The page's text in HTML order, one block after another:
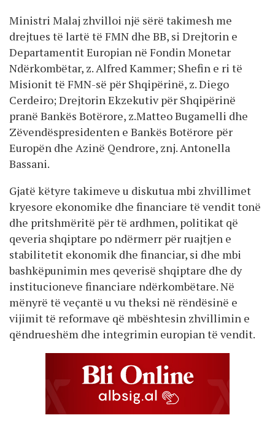
Ministri Malaj zhvilloi një sërë takimesh me
drejtues të lartë të FMN dhe BB, si Drejtorin e
Departamentit Europian në Fondin Monetar
Ndërkombëtar, z. Alfred Kammer; Shefin e ri të
Misionit të FMN-së për Shqipërinë, z. Diego
Cerdeiro; Drejtorin Ekzekutiv për Shqipërinë
pranë Bankës Botërore, z.Matteo Bugamelli dhe
Zëvendëspresidenten e Bankës Botërore për
Europën dhe Azinë Qendrore, znj. Antonella
Bassani.
Gjatë këtyre takimeve u diskutua mbi zhvillimet
kryesore ekonomike dhe financiare të vendit tonë
dhe pritshmëritë për të ardhmen, politikat që
qeveria shqiptare po ndërmerr për ruajtjen e
stabilitetit ekonomik dhe financiar, si dhe mbi
bashkëpunimin mes qeverisë shqiptare dhe dy
institucioneve financiare ndërkombëtare. Në
mënyrë të veçantë u vu theksi në rëndësinë e
vijimit të reformave që mbështesin zhvillimin e
qëndrueshëm dhe integrimin europian të vendit.